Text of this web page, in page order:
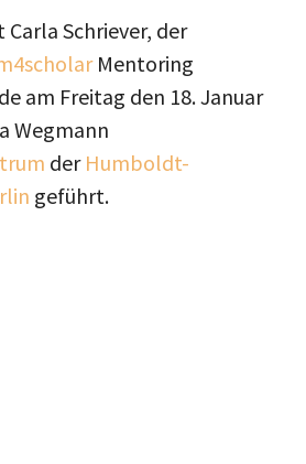
Schriever, der
Mentoring
am Freitag den 18. Januar
Wegmann
der Humboldt-
geführt.